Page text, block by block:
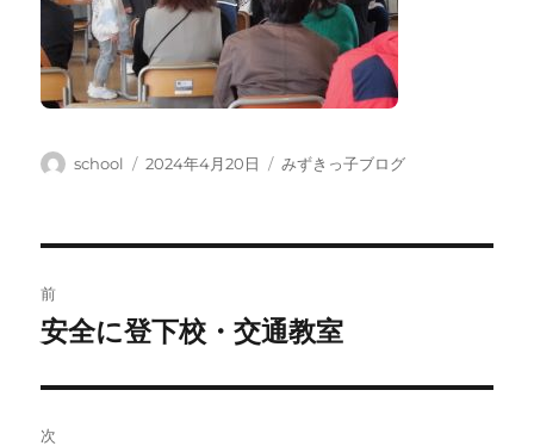
投
school
投
2024年4月20日
カ
みずきっ子ブログ
稿
ビ
前
前
投
稿:
安全に登下校・交通教室
次